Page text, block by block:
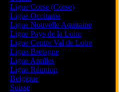
Ligue Corse (Corse)
Ligue Occitanie
Ligue Nouvelle Aquitaine
Ligue Pays de la Loire
Ligue Centre Val de Loire
Ligue Bretagne
Ligue Antilles
Ligue Réunion
Belgique
Suisse